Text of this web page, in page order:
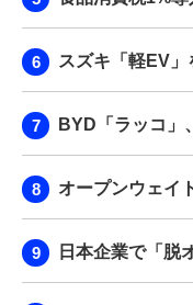
スズキ「軽EV
BYD「ラッコ」
オープンウェイ
日本企業で「脱